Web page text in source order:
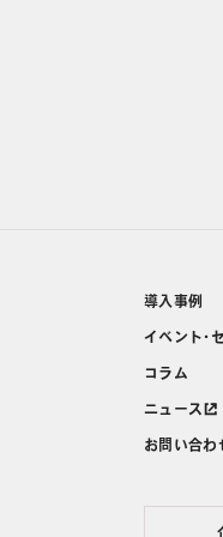
導入事例
イベント・
コラム
ニュース
お問い合わ